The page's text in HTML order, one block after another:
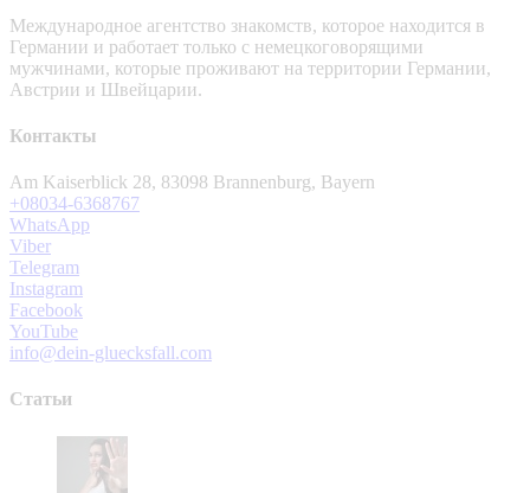
Международное агентство знакомств, которое находится в
Германии и работает только с немецкоговорящими
мужчинами, которые проживают на территории Германии,
Австрии и Швейцарии.
Контакты
Am Kaiserblick 28, 83098 Brannenburg, Bayern
+08034-6368767
WhatsApp
Viber
Telegram
Instagram
Facebook
YouTube
info@dein-gluecksfall.com
Статьи